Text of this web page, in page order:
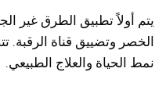
يتم أولاً تطبيق الطرق غير
الخصر وتضييق قناة الرقبة.
نمط الحياة والعلاج الطبيعي.